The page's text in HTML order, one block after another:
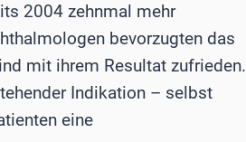
2004 zehnmal mehr
bevorzugten das
mit ihrem Resultat zufrieden.
Indikation – selbst
eine